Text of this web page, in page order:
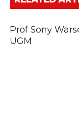
Prof Sony
UGM